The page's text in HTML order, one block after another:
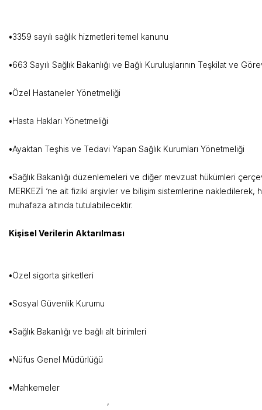
•3359 sayılı sağlık
•663 Sayılı Sağlık Bakanlığı ve Bağlı Kuruluşlarının Teşkilat ve
•Özel Hastaneler
•Hasta Hakları
•Ayaktan Teşhis ve Tedavi Yapan
•Sağlık Bakanlığı düzenlemeleri ve diğer mevzuat hükümleri
MERKEZİ ‘ne ait fiziki arşivler ve bilişim sistemlerine
muhafaza altında tutulabilecektir.
Kişisel Verilerin
•Özel sigorta
•Sosyal
•Sağlık Bakanlığı ve
•Nüfus Genel
•
,